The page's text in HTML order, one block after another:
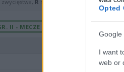
Opted
Google
I want
web or
zwycięstwa, R remisy,
II - MECZE ROZEGRANE U SIEBIE